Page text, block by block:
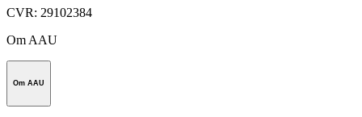
CVR: 29102384
Om AAU
Om AAU